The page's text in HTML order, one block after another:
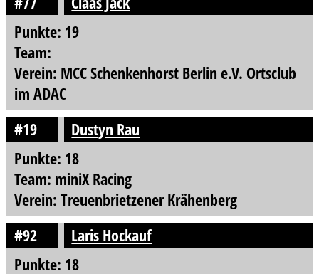
Punkte: 19
Team:
Verein: MCC Schenkenhorst Berlin e.V. Ortsclub
im ADAC
#19
Dustyn Rau
Punkte: 18
Team: miniX Racing
Verein: Treuenbrietzener Krähenberg
#92
Laris Hockauf
Punkte: 18